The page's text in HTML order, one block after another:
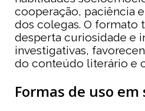
cooperação, paciência
dos colegas. O formato
desperta curiosidade e
investigativas,
do conteúdo literário e
Formas de uso em